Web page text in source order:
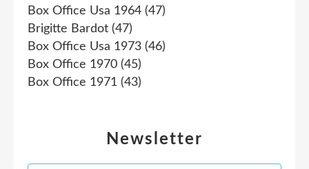
Newsletter
Box Office Usa 1964 (47)
Brigitte Bardot (47)
Box Office Usa 1973 (46)
Box Office 1970 (45)
Box Office 1971 (43)